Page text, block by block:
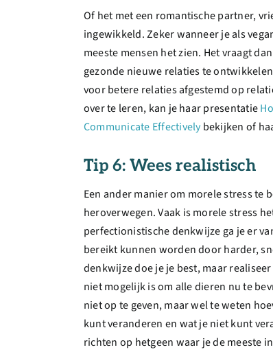
Of het met een romantische partner,
ingewikkeld. Zeker wanneer je als
meeste mensen het zien. Het vraagt
gezonde nieuwe relaties te
voor betere relaties afgestemd op
over te leren, kan je haar presentatie
Communicate Effectively bekijken of
Tip 6: Wees realistisch
Een ander manier om morele stress te
heroverwegen. Vaak is morele stress
perfectionistische denkwijze ga je er
bereikt kunnen worden door harder,
denkwijze doe je je best, maar
niet mogelijk is om alle dieren nu te
niet op te geven, maar wel te weten
kunt veranderen en wat je niet kunt
richten op hetgeen waar je de meeste